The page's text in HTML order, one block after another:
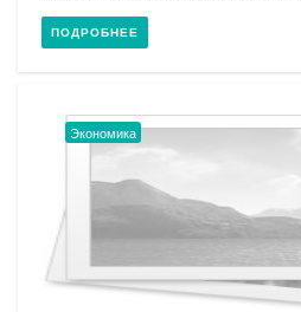
ПОДРОБНЕЕ
Экономика